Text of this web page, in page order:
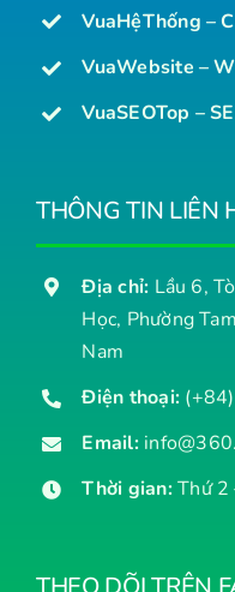
THÔNG TIN LIÊN
Địa chỉ: Lầu 6,
Học, Phường
Nam
Điện thoại:
Email:
Thời gian:Thứ 2
VuaHệThống –
VuaWebsite –
VuaSEOTop –